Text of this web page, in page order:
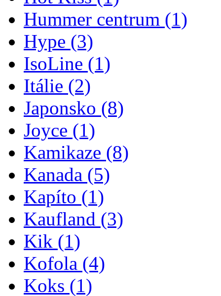
Hummer centrum (1)
Hype (3)
IsoLine (1)
Itálie (2)
Japonsko (8)
Joyce (1)
Kamikaze (8)
Kanada (5)
Kapíto (1)
Kaufland (3)
Kik (1)
Kofola (4)
Koks (1)